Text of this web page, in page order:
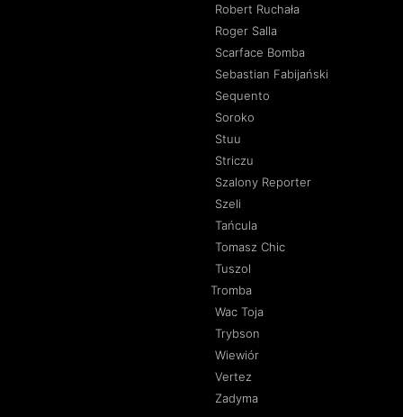
Robert Ruchała
Roger Salla
Scarface Bomba
Sebastian Fabijański
Sequento
Soroko
Stuu
Striczu
Szalony Reporter
Szeli
Tańcula
Tomasz Chic
Tuszol
Tromba
Wac Toja
Trybson
Wiewiór
Vertez
Zadyma